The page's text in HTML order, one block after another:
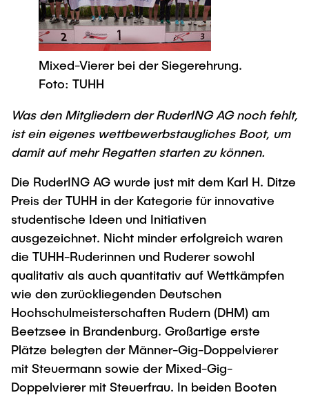
Newsroom
Press Release
University magazine spektrum
Merchandise-Shop
Working at TU Hamburg
Job opportunities
Faculty recruiting
Information for new employees
Internal Information
Advice and contact
New@tuhh
Around student life
study organization
AI in Education
After Graduation
Alumni
Career Center
Graduate Academy
Doctoral Degrees
Continuing Education
UNU HUB "Engineering to Face Climate
Change"
Research Funding
Early Career Research Support
Good Scientific Practice
Future Lectures
Team
Research & Transfer News
Interdisciplinary Workshop of the FSP
"Biobased Processes and Reactor
Technologies"
Process Engineering
Study programs
Research and Institutes
Technology and Innovation in Education
News
Study programs
Research and Institutes
Management Sciences and Technology
Study Programs
Research and Institutes
Mechanical Engineering
Study programs
Research and institutes
Joint School of Multidisciplinary Studies
Exchange students
Intercultural Hub
International Scholars & Guests
Study Exchange Partnerships
How to establish partnerships
Strategy
ECIU University
Contacts & International Team
Mixed-Vierer bei der Siegerehrung.
Foto: TUHH
Was den Mitgliedern der RuderING AG noch fehlt,
ist ein eigenes wettbewerbstaugliches Boot, um
damit auf mehr Regatten starten zu können.
Die RuderING AG wurde just mit dem Karl H. Ditze
Preis der TUHH in der Kategorie für innovative
studentische Ideen und Initiativen
ausgezeichnet. Nicht minder erfolgreich waren
die TUHH-Ruderinnen und Ruderer sowohl
qualitativ als auch quantitativ auf Wettkämpfen
wie den zurückliegenden Deutschen
Hochschulmeisterschaften Rudern (DHM) am
Beetzsee in Brandenburg. Großartige erste
Plätze belegten der Männer-Gig-Doppelvierer
mit Steuermann sowie der Mixed-Gig-
Doppelvierer mit Steuerfrau. In beiden Booten